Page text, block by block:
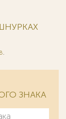
.
ЗНАКА